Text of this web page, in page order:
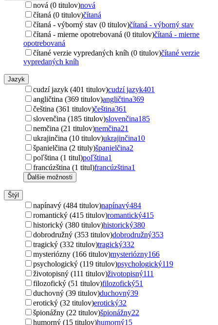
nová (0 titulov)nová
čítaná (0 titulov)čítaná
čítaná - výborný stav (0 titulov)čítaná - výborný stav
čítaná - mierne opotrebovaná (0 titulov)čítaná - mierne
opotrebovaná
čítané verzie vypredaných kníh (0 titulov)čítané verzie
vypredaných kníh
Jazyk
cudzí jazyk (401 titulov)cudzí jazyk401
angličtina (369 titulov)angličtina369
čeština (361 titulov)čeština361
slovenčina (185 titulov)slovenčina185
nemčina (21 titulov)nemčina21
ukrajinčina (10 titulov)ukrajinčina10
španielčina (2 tituly)španielčina2
poľština (1 titul)poľština1
francúzština (1 titul)francúzština1
Ďalšie možnosti
Štýl
napínavý (484 titulov)napínavý484
romantický (415 titulov)romantický415
historický (380 titulov)historický380
dobrodružný (353 titulov)dobrodružný353
tragický (332 titulov)tragický332
mysteriózny (166 titulov)mysteriózny166
psychologický (119 titulov)psychologický119
životopisný (111 titulov)životopisný111
filozofický (51 titulov)filozofický51
duchovný (39 titulov)duchovný39
erotický (32 titulov)erotický32
špionážny (22 titulov)špionážny22
humorný (15 titulov)humorný15